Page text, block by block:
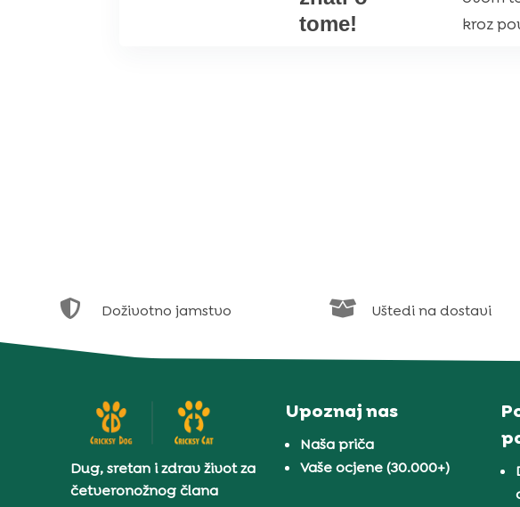
tome!
kroz
 Doživotno jamstvo  Uštedi na dostavi
Dug, sretan i zdrav život za
četveronožnog člana
Upoznaj nas
Naša priča
Vaše ocjene (30.000+)